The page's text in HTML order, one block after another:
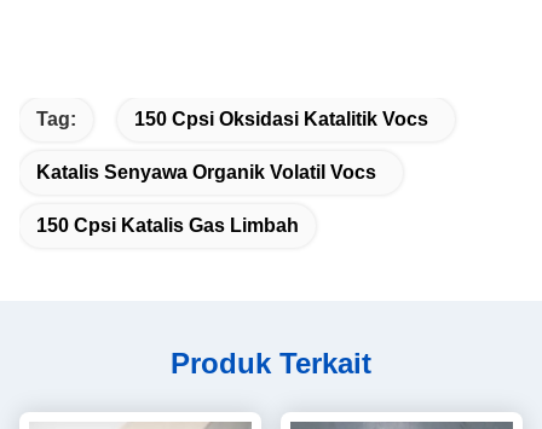
Tag: 150 Cpsi Oksidasi Katalitik Vocs
Katalis Senyawa Organik Volatil Vocs
150 Cpsi Katalis Gas Limbah
Produk Terkait